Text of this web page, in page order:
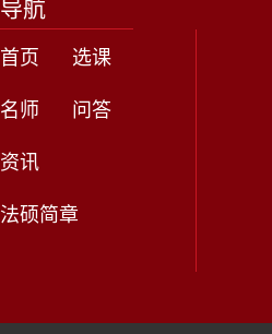
导航
首页
选课
名师
问答
资讯
法硕简章